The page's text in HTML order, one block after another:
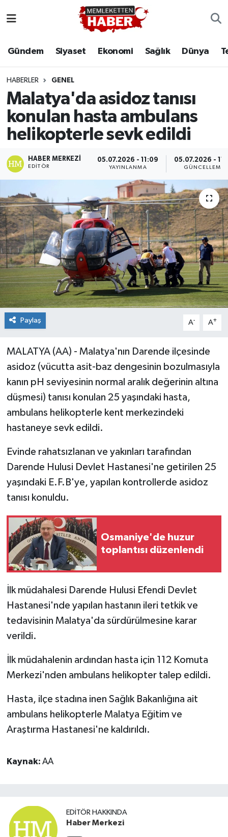
Gündem Siyaset Ekonomi Sağlık Dünya
HABERLER GENEL
Malatya'da asidoz tanısı
konulan hasta ambulans
helikopterle sevk edildi
HABER MERKEZI
EDITÖR
05.07.2026 - 11:09
YAYINLANMA
05.07.2026 -
GÜNCELLEME
Paylaş A- A+
MALATYA (AA) - Malatya'nın Darende ilçesinde
asidoz (vücutta asit-baz dengesinin bozulmasıyla
kanın pH seviyesinin normal aralık değerinin altına
düşmesi) tanısı konulan 25 yaşındaki hasta,
ambulans helikopterle kent merkezindeki
hastaneye sevk edildi.
Evinde rahatsızlanan ve yakınları tarafından
Darende Hulusi Devlet Hastanesi'ne getirilen 25
yaşındaki E.F.B'ye, yapılan kontrollerde asidoz
tanısı konuldu.
Osmaniye'de huzur
toplantısı düzenlendi
İlk müdahalesi Darende Hulusi Efendi Devlet
Hastanesi'nde yapılan hastanın ileri tetkik ve
tedavisinin Malatya'da sürdürülmesine karar
verildi.
İlk müdahalenin ardından hasta için 112 Komuta
Merkezi'nden ambulans helikopter talep edildi.
Hasta, ilçe stadına inen Sağlık Bakanlığına ait
ambulans helikopterle Malatya Eğitim ve
Araştırma Hastanesi'ne kaldırıldı.
Kaynak: AA
EDITÖR HAKKINDA
Haber Merkezi